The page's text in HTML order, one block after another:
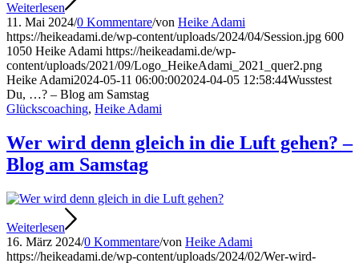
Weiterlesen
11. Mai 2024/0 Kommentare/von Heike Adami
https://heikeadami.de/wp-content/uploads/2024/04/Session.jpg 600
1050 Heike Adami https://heikeadami.de/wp-
content/uploads/2021/09/Logo_HeikeAdami_2021_quer2.png
Heike Adami2024-05-11 06:00:002024-04-05 12:58:44Wusstest
Du, …? – Blog am Samstag
Glückscoaching, Heike Adami
Wer wird denn gleich in die Luft gehen? –
Blog am Samstag
Weiterlesen
16. März 2024/0 Kommentare/von Heike Adami
https://heikeadami.de/wp-content/uploads/2024/02/Wer-wird-